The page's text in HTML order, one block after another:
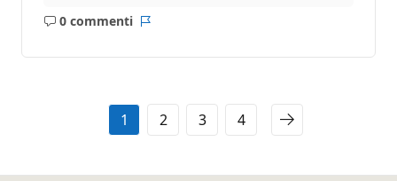
0 commenti
Nessun
1 2 3 4